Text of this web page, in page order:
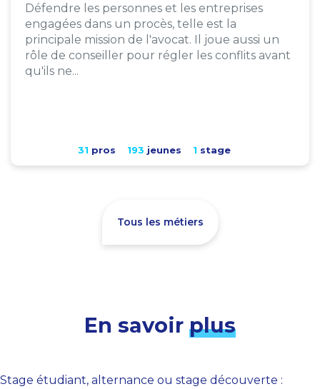
Défendre les personnes et les entreprises
engagées dans un procès, telle est la
principale mission de l'avocat. Il joue aussi un
rôle de conseiller pour régler les conflits avant
qu'ils ne...
31 pros 193 jeunes 1 stage
Tous les métiers
En savoir plus
Stage étudiant, alternance ou stage découverte :